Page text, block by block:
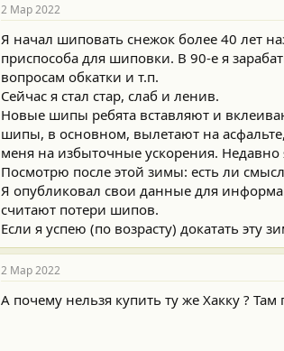
2 Мар 2022
Я начал шиповать снежок более 40 лет
приспособа для шиповки. В 90-е я
вопросам обкатки и т.п.
Сейчас я стал стар, слаб и ленив.
Новые шипы ребята вставляют и
шипы, в основном, вылетают на
меня на избыточные ускорения. Недавно
Посмотрю после этой зимы: есть ли
Я опубликовал свои данные для
считают потери шипов.
Если я успею (по возрасту) докатать
2 Мар 2022
А почему нельзя купить ту же Хакку ? Там